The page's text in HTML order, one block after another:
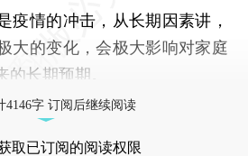
情的冲击，从长期因素讲，
大的变化，会极大影响对家庭
长期预期。
4146字 订阅后继续阅读
取已订阅的阅读权限